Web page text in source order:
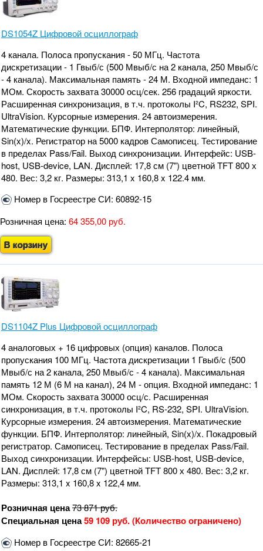
DS1054Z Цифровой осциллограф
4 канала. Полоса пропускания - 50 МГц. Частота
дискретизации - 1 Гвыб/с (500 Мвыб/с на 2 канала, 250 Мвыб/с
- 4 канала). Максимальная память - 24 М. Входной импеданс: 1
МОм. Скорость захвата 30000 осц/сек. 256 градаций яркости.
Расширенная синхронизация, в т.ч. протоколы I²C, RS232, SPI.
UltraVision. Курсорные измерения. 24 автоизмерения.
Математические функции. БПФ. Интерполятор: линейный,
Sin(x)/x. Регистратор на 5000 кадров Самописец. Тестирование
в пределах Pass/Fail. Выход синхронизации. Интерфейс: USB-
host, USB-device, LAN. Дисплей: 17,8 см (7") цветной TFT 800 х
480. Вес: 3,2 кг. Размеры: 313,1 x 160,8 x 122.4 мм.
Номер в Госреестре СИ: 60892-15
Розничная цена: 64 355,00 руб.
В корзину
DS1104Z Plus Цифровой осциллограф
4 аналоговых + 16 цифровых (опция) каналов. Полоса
пропускания 100 МГц. Частота дискретизации 1 Гвыб/с (500
Мвыб/с на 2 канала, 250 Мвыб/с - 4 канала). Максимальная
память 12 М (6 М на канал), 24 М - опция. Входной импеданс: 1
МОм. Скорость захвата 30000 осц/с. Расширенная
синхронизация, в т.ч. протоколы I²C, RS-232, SPI. UltraVision.
Курсорные измерения. 24 автоизмерения. Математические
функции. БПФ. Интерполятор: линейный, Sin(x)/x. Покадровый
регистратор. Самописец. Тестирование в пределах Pass/Fail.
Выход синхронизации. Интерфейсы: USB-host, USB-device,
LAN. Дисплей: 17,8 см (7") цветной TFT 800 х 480. Вес: 3,2 кг.
Размеры: 313,1 x 160,8 x 122,4 мм.
Розничная цена73 871руб.
Специальная цена59 109 руб. (Количество ограничено)
Номер в Госреестре СИ: 82665-21